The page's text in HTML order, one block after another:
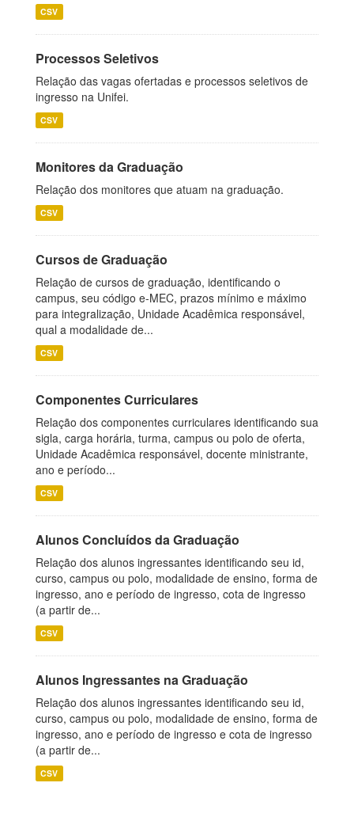
CSV
Processos Seletivos
Relação das vagas ofertadas e processos seletivos de
ingresso na Unifei.
CSV
Monitores da Graduação
Relação dos monitores que atuam na graduação.
CSV
Cursos de Graduação
Relação de cursos de graduação, identificando o
campus, seu código e-MEC, prazos mínimo e máximo
para integralização, Unidade Acadêmica responsável,
qual a modalidade de...
CSV
Componentes Curriculares
Relação dos componentes curriculares identificando sua
sigla, carga horária, turma, campus ou polo de oferta,
Unidade Acadêmica responsável, docente ministrante,
ano e período...
CSV
Alunos Concluídos da Graduação
Relação dos alunos ingressantes identificando seu id,
curso, campus ou polo, modalidade de ensino, forma de
ingresso, ano e período de ingresso, cota de ingresso
(a partir de...
CSV
Alunos Ingressantes na Graduação
Relação dos alunos ingressantes identificando seu id,
curso, campus ou polo, modalidade de ensino, forma de
ingresso, ano e período de ingresso e cota de ingresso
(a partir de...
CSV